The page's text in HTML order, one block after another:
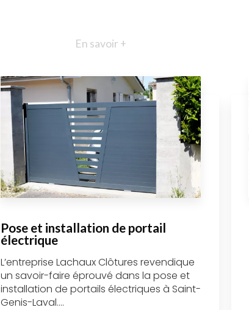
En savoir +
Pose et installation de portail
électrique
L’entreprise Lachaux Clôtures revendique
un savoir-faire éprouvé dans la pose et
installation de portails électriques à Saint-
Genis-Laval....